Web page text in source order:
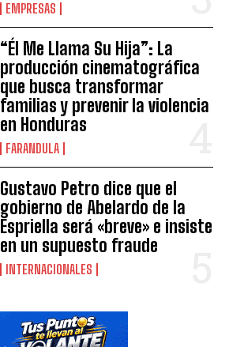
EMPRESAS
“Él Me Llama Su Hija”: La
producción cinematográfica
que busca transformar
familias y prevenir la violencia
en Honduras
FARANDULA
Gustavo Petro dice que el
gobierno de Abelardo de la
Espriella será «breve» e insiste
en un supuesto fraude
INTERNACIONALES